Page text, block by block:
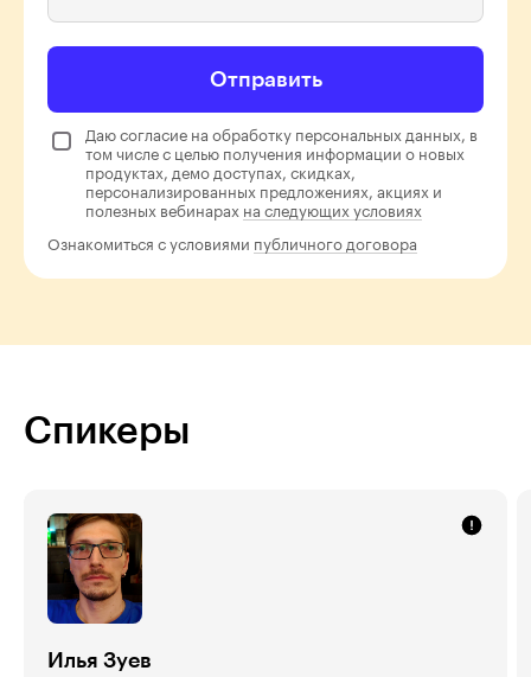
Отправить
Даю согласие на обработку персональных данных, в
том числе с целью получения информации о новых
продуктах, демо доступах, скидках,
персонализированных предложениях, акциях и
полезных вебинарах на следующих условиях
Ознакомиться с условиями публичного договора
Спикеры
Илья Зуев